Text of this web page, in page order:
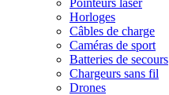
Pointeurs laser
Horloges
Câbles de charge
Caméras de sport
Batteries de secours
Chargeurs sans fil
Drones